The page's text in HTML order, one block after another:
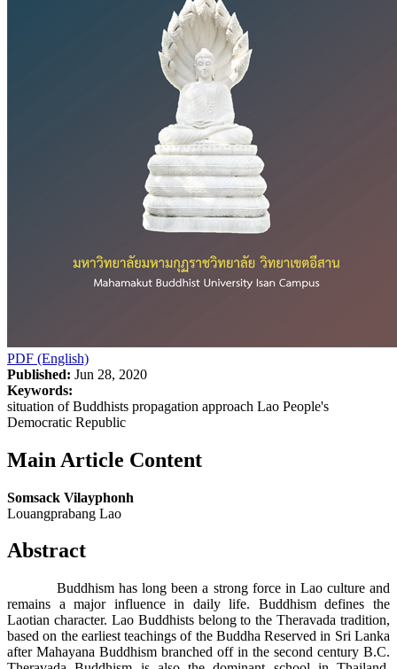
PDF (English)
Published: Jun 28, 2020
Keywords:
situation of Buddhists propagation approach Lao People's
Democratic Republic
Main Article Content
Somsack Vilayphonh
Louangprabang Lao
Abstract
Buddhism has long been a strong force in Lao culture and
remains a major influence in daily life. Buddhism defines the
Laotian character. Lao Buddhists belong to the Theravada tradition,
based on the earliest teachings of the Buddha Reserved in Sri Lanka
after Mahayana Buddhism branched off in the second century B.C.